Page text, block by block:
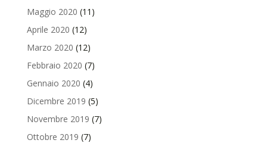
Maggio 2020 (11)
Aprile 2020 (12)
Marzo 2020 (12)
Febbraio 2020 (7)
Gennaio 2020 (4)
Dicembre 2019 (5)
Novembre 2019 (7)
Ottobre 2019 (7)